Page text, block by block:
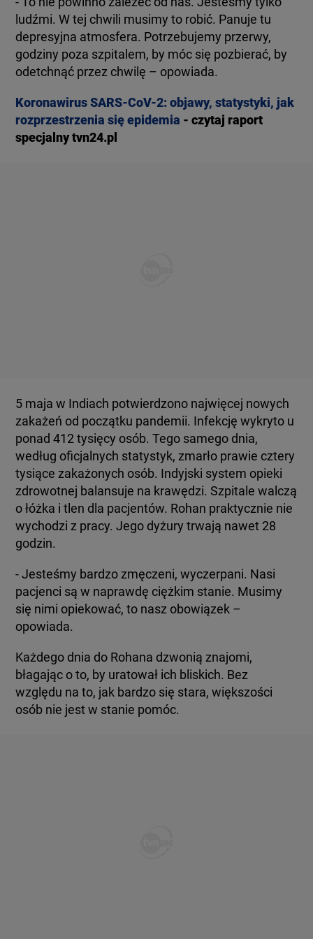
ludźmi. W tej chwili musimy to robić. Panuje tu
depresyjna atmosfera. Potrzebujemy przerwy,
godziny poza szpitalem, by móc się pozbierać, by
odetchnąć przez chwilę – opowiada.
Koronawirus SARS-CoV-2: objawy, statystyki, jak
rozprzestrzenia się epidemia - czytaj raport
specjalny tvn24.pl
5 maja w Indiach potwierdzono najwięcej nowych
zakażeń od początku pandemii. Infekcję wykryto u
ponad 412 tysięcy osób. Tego samego dnia,
według oficjalnych statystyk, zmarło prawie cztery
tysiące zakażonych osób. Indyjski system opieki
zdrowotnej balansuje na krawędzi. Szpitale walczą
o łóżka i tlen dla pacjentów. Rohan praktycznie nie
wychodzi z pracy. Jego dyżury trwają nawet 28
godzin.
- Jesteśmy bardzo zmęczeni, wyczerpani. Nasi
pacjenci są w naprawdę ciężkim stanie. Musimy
się nimi opiekować, to nasz obowiązek –
opowiada.
Każdego dnia do Rohana dzwonią znajomi,
błagając o to, by uratował ich bliskich. Bez
względu na to, jak bardzo się stara, większości
osób nie jest w stanie pomóc.